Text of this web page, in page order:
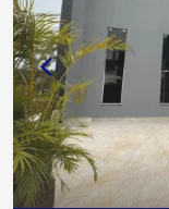
da Avenida
comércios,
restaurantes.
Centro de Sorocaba. A região
acesso ao
serviços,
família. Condomínio com lazer e comodidade: